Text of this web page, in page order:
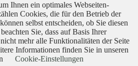
Ihnen ein optimales Webseiten-
Cookies, die für den Betrieb der
selbst entscheiden, ob Sie diesen
Sie, dass auf Basis Ihrer
mehr alle Funktionalitäten der Seite
Informationen finden Sie in unseren
Cookie-Einstellungen